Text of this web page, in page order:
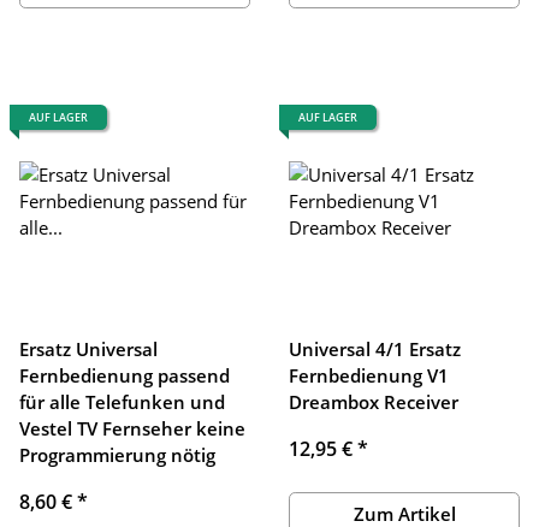
AUF LAGER
Ersatz Universal
Fernbedienung passend
für alle Telefunken und
Vestel TV Fernseher keine
Programmierung nötig
8,60 €*
AUF LAGER
Universal 4/1 Ersatz
Fernbedienung V1
Dreambox Receiver
12,95 €*
Zum Artikel